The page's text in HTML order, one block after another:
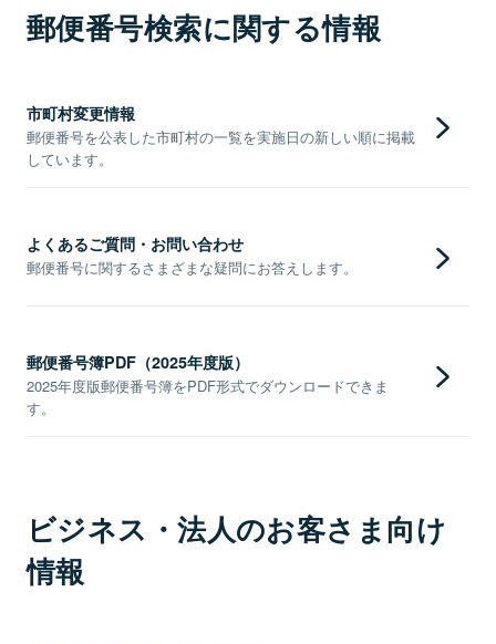
郵便番号検索に関する情報
市町村変更情報
郵便番号を公表した市町村の一覧を実施日の新しい順に掲載
しています。
よくあるご質問・お問い合わせ
郵便番号に関するさまざまな疑問にお答えします。
郵便番号簿PDF（2025年度版）
2025年度版郵便番号簿をPDF形式でダウンロードできま
す。
ビジネス・法人のお客さま向け
情報